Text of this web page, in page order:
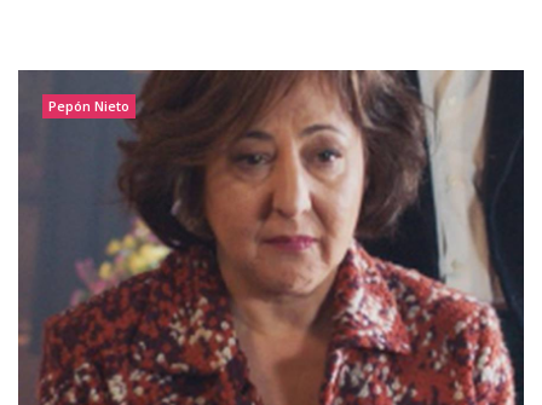
Pepón Nieto